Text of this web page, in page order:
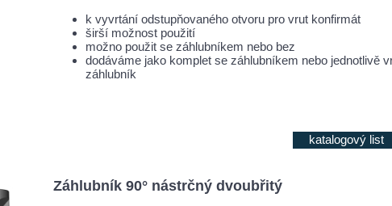
k vyvrtání odstupňovaného otvoru pro vrut konfirmát
širší možnost použití
možno použit se záhlubníkem nebo bez
dodáváme jako komplet se záhlubníkem nebo jednotlivě
záhlubník
katalogový list
Záhlubník 90° nástrčný dvoubřitý